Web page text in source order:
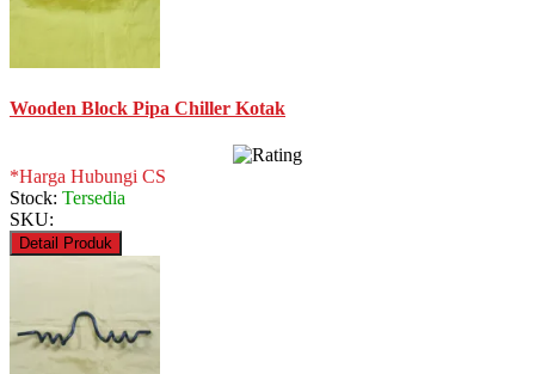
Wooden Block Pipa Chiller Kotak
*Harga Hubungi CS
Stock: Tersedia
SKU:
Detail Produk